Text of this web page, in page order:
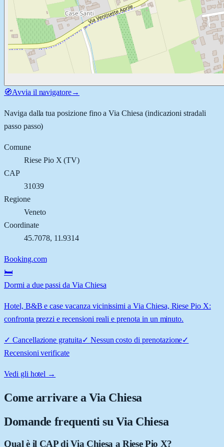
🧭Avvia il navigatore→
Naviga dalla tua posizione fino aVia Chiesa (indicazioni stradali
passo passo)
Comune
Riese Pio X (TV)
CAP
31039
Regione
Veneto
Coordinate
45.7078, 11.9314
Booking.com
🛏️
Dormi a due passi da Via Chiesa
Hotel, B&B e case vacanza vicinissimi a Via Chiesa, Riese Pio X:
confronta prezzi e recensioni reali e prenota in un minuto.
✓ Cancellazione gratuita✓ Nessun costo di prenotazione✓
Recensioni verificate
Vedi gli hotel →
Come arrivare aVia Chiesa
Domande frequenti su Via Chiesa
Qual è il CAP di Via Chiesa a Riese Pio X?